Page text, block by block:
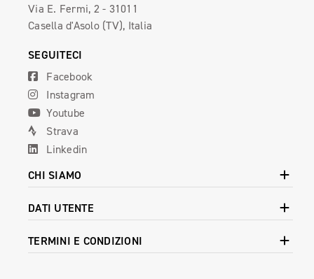
Via E. Fermi, 2 - 31011
Casella d'Asolo (TV), Italia
SEGUITECI
Facebook
Instagram
Youtube
Strava
Linkedin
CHI SIAMO
DATI UTENTE
TERMINI E CONDIZIONI